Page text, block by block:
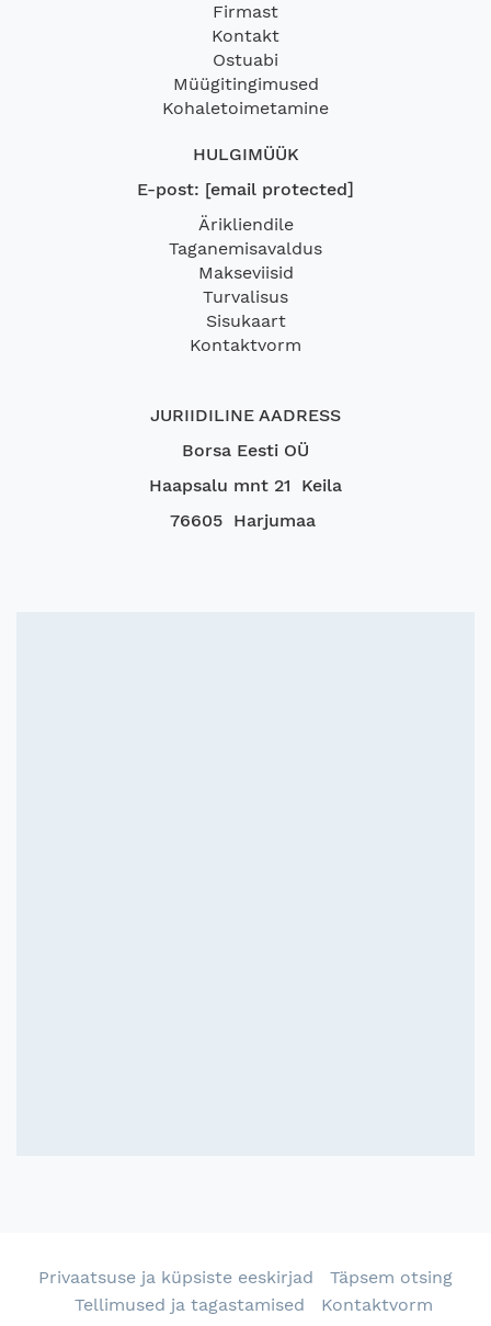
Firmast
Kontakt
Ostuabi
Müügitingimused
Kohaletoimetamine
HULGIMÜÜK
E-post: [email protected]
Ärikliendile
Taganemisavaldus
Makseviisid
Turvalisus
Sisukaart
Kontaktvorm
JURIIDILINE AADRESS
Borsa Eesti OÜ
Haapsalu mnt 21 Keila
76605 Harjumaa
Privaatsuse ja küpsiste eeskirjad
Täpsem otsing
Tellimused ja tagastamised
Kontaktvorm